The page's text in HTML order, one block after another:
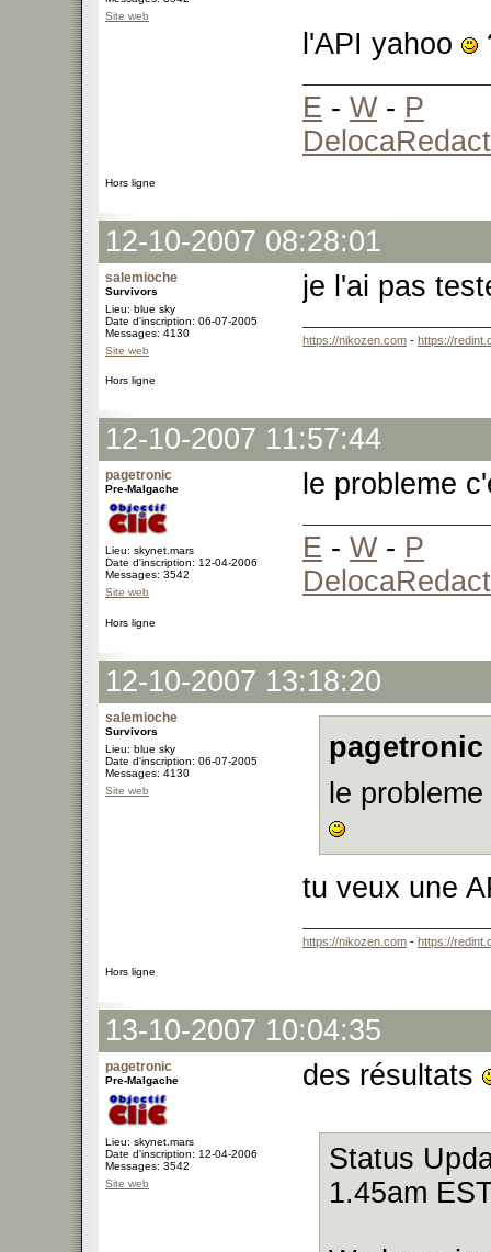
Site web
l'API yahoo
E - W- P
Hors ligne
12-10-2007 08:28:01
salemioche
Survivors
Lieu: blue sky
Date d'inscription: 06-07-2005
Messages: 4130
Site web
je l'ai pas
https://nikozen.com - https://
Hors ligne
12-10-2007 11:57:44
pagetronic
Pre-Malgache
Lieu: skynet.mars
Date d'inscription: 12-04-2006
Messages: 3542
Site web
le probleme
E - W- P
Hors ligne
12-10-2007 13:18:20
salemioche
Survivors
Lieu: blue sky
Date d'inscription: 06-07-2005
Messages: 4130
Site web
le
tu veux une
https://nikozen.com - https://
Hors ligne
13-10-2007 10:04:35
pagetronic
Pre-Malgache
Lieu: skynet.mars
Date d'inscription: 12-04-2006
Messages: 3542
Site web
des résultats
Status
1.45am